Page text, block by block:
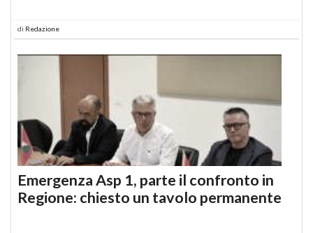
di Redazione
Emergenza Asp 1, parte il confronto in
Regione: chiesto un tavolo permanente